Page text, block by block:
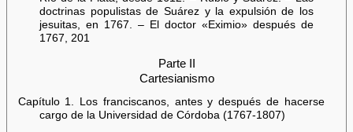
doctrinas populistas de Suárez y la expulsión de los
jesuitas, en 1767. – El doctor «Eximio» después de
1767, 201
Parte II
Cartesianismo
Capítulo 1. Los franciscanos, antes y después de hacerse
cargo de la Universidad de Córdoba (1767-1807)